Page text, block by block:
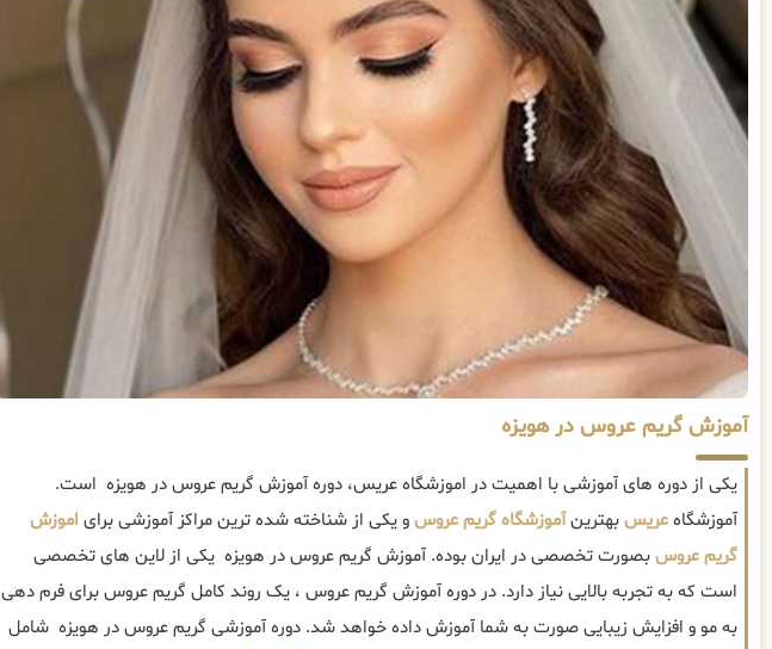
آموزش گریم عروس در هویزه
یکی از دوره های آموزشی با اهمیت در اموزشگاه عریس، دوره آموزش گریم عروس در هویزه است.
آموزشگاهعریسبهترینآموزشگاه گریم عروسو یکی از شناخته شده ترین مراکز آموزشی برای اموزش
گریم عروسبصورت تخصصی در ایران بوده. آموزش گریم عروس در هویزه یکی از لاین های تخصصی
است که به تجربه بالایی نیاز دارد. در دوره آموزش گریم عروس ، یک روند کامل گریم عروس برای فرم دهی
به مو و افزایش زیبایی صورت به شما آموزش داده خواهد شد. دوره آموزشی گریم عروس در هویزه شامل